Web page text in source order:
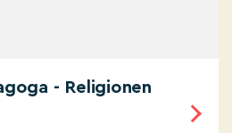
- Religionen